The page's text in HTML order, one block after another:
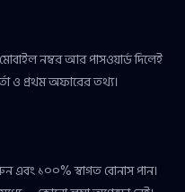
নম্বর আর পাসওয়ার্ড দিলেই
ও প্রথম অফারের তথ্য।
এবং ১০০% স্বাগত বোনাস পান।